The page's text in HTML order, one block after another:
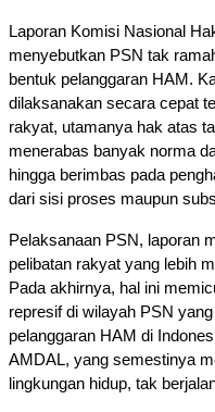
Laporan Komisi Nasional
menyebutkan PSN tak
bentuk pelanggaran HAM.
dilaksanakan secara cepat
rakyat, utamanya hak atas
menerabas banyak norma
hingga berimbas pada
dari sisi proses maupun
Pelaksanaan PSN, laporan
pelibatan rakyat yang lebih
Pada akhirnya, hal ini
represif di wilayah PSN
pelanggaran HAM di
AMDAL, yang semestinya
lingkungan hidup, tak